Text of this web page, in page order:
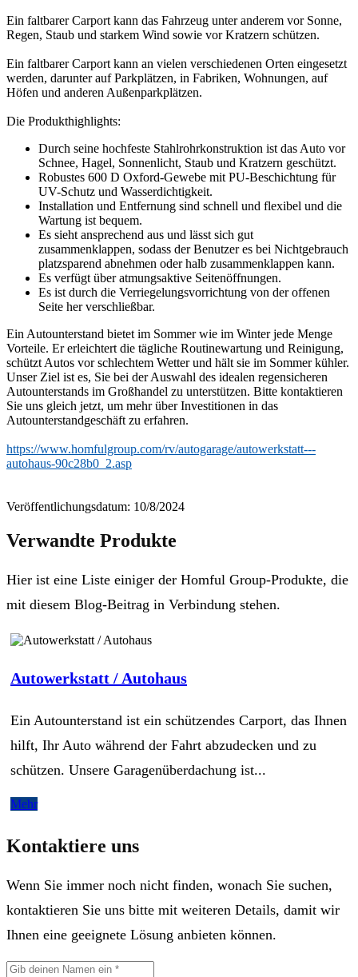
Ein faltbarer Carport kann das Fahrzeug unter anderem vor Sonne,
Regen, Staub und starkem Wind sowie vor Kratzern schützen.
Ein faltbarer Carport kann an vielen verschiedenen Orten eingesetzt
werden, darunter auf Parkplätzen, in Fabriken, Wohnungen, auf
Höfen und anderen Außenparkplätzen.
Die Produkthighlights:
Durch seine hochfeste Stahlrohrkonstruktion ist das Auto vor
Schnee, Hagel, Sonnenlicht, Staub und Kratzern geschützt.
Robustes 600 D Oxford-Gewebe mit PU-Beschichtung für
UV-Schutz und Wasserdichtigkeit.
Installation und Entfernung sind schnell und flexibel und die
Wartung ist bequem.
Es sieht ansprechend aus und lässt sich gut
zusammenklappen, sodass der Benutzer es bei Nichtgebrauch
platzsparend abnehmen oder halb zusammenklappen kann.
Es verfügt über atmungsaktive Seitenöffnungen.
Es ist durch die Verriegelungsvorrichtung von der offenen
Seite her verschließbar.
Ein Autounterstand bietet im Sommer wie im Winter jede Menge
Vorteile. Er erleichtert die tägliche Routinewartung und Reinigung,
schützt Autos vor schlechtem Wetter und hält sie im Sommer kühler.
Unser Ziel ist es, Sie bei der Auswahl des idealen regensicheren
Autounterstands im Großhandel zu unterstützen. Bitte kontaktieren
Sie uns gleich jetzt, um mehr über Investitionen in das
Autounterstandgeschäft zu erfahren.
https://www.homfulgroup.com/rv/autogarage/autowerkstatt---
autohaus-90c28b0_2.asp
Veröffentlichungsdatum: 10/8/2024
Verwandte Produkte
Hier ist eine Liste einiger der Homful Group-Produkte, die
mit diesem Blog-Beitrag in Verbindung stehen.
Autowerkstatt / Autohaus
Ein Autounterstand ist ein schützendes Carport, das Ihnen
hilft, Ihr Auto während der Fahrt abzudecken und zu
schützen. Unsere Garagenüberdachung ist...
Mehr
Kontaktiere uns
Wenn Sie immer noch nicht finden, wonach Sie suchen,
kontaktieren Sie uns bitte mit weiteren Details, damit wir
Ihnen eine geeignete Lösung anbieten können.